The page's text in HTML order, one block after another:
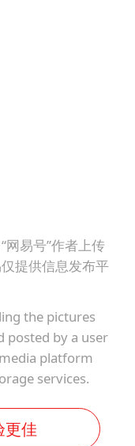
易号”作者上传
提供信息发布平
the pictures
posted by a user
platform
services.
更佳